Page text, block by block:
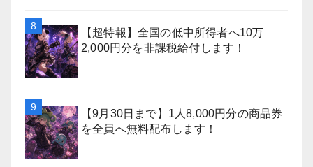
【超特報】全国の低中所得者へ10万
2,000円分を非課税給付します！
【9月30日まで】1人8,000円分の商品券
を全員へ無料配布します！